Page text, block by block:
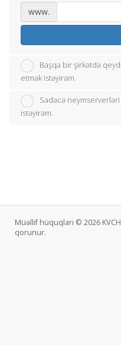
www.
Başqa bir şirkətdə
etmək istəyirəm.
Sadəcə
istəyirəm.
Müəllif hüquqları © 2026
qorunur.